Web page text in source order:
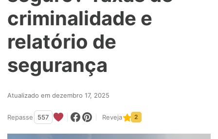
criminalidade e
relatório de
segurança
Atualizado em dezembro 17, 2025
Repasse 557 Reveja 2